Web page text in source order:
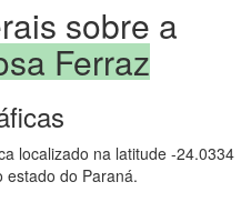
sobre a
Ferraz
localizado na latitude -24.0334
estado do Paraná.